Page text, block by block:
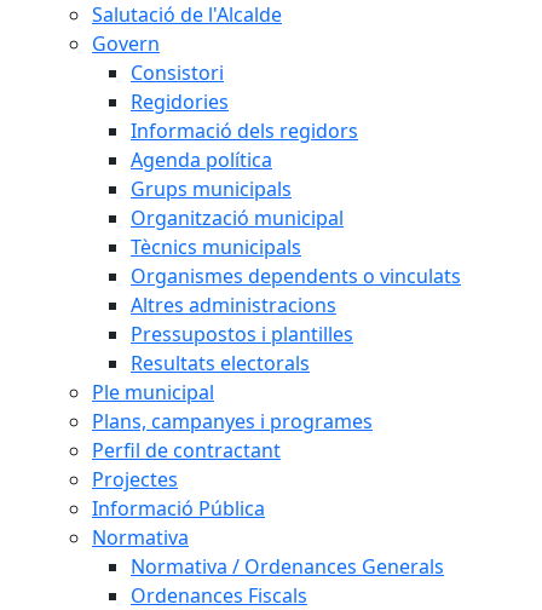
Salutació de l'Alcalde
Govern
Consistori
Regidories
Informació dels regidors
Agenda política
Grups municipals
Organització municipal
Tècnics municipals
Organismes dependents o vinculats
Altres administracions
Pressupostos i plantilles
Resultats electorals
Ple municipal
Plans, campanyes i programes
Perfil de contractant
Projectes
Informació Pública
Normativa
Normativa / Ordenances Generals
Ordenances Fiscals